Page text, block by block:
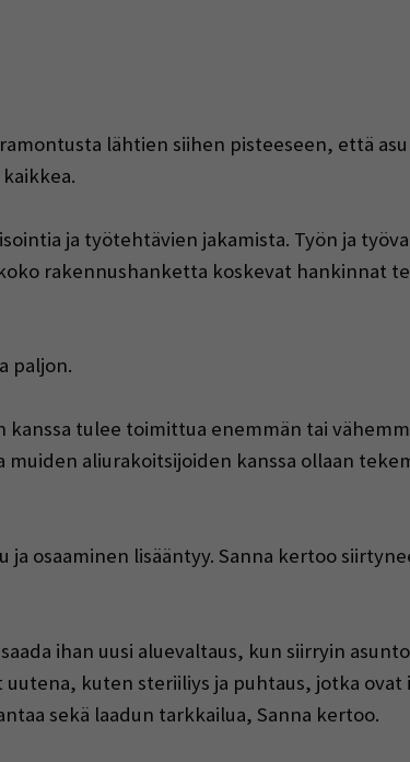
lähtien siihen pisteeseen, että
ja työtehtävien jakamista. Työn ja
rakennushanketta koskevat hankinnat
paljon.
tulee toimittua enemmän tai
aliurakoitsijoiden kanssa ollaan
osaaminen lisääntyy. Sanna kertoo
ihan uusi aluevaltaus, kun siirryin
kuten steriiliys ja puhtaus, jotka ovat
sekä laadun tarkkailua, Sanna kertoo.